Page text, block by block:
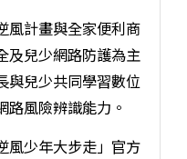
風計畫與全家便利商
及兒少網路防護為主
與兒少共同學習數位
路風險辨識能力。
風少年大步走」官方